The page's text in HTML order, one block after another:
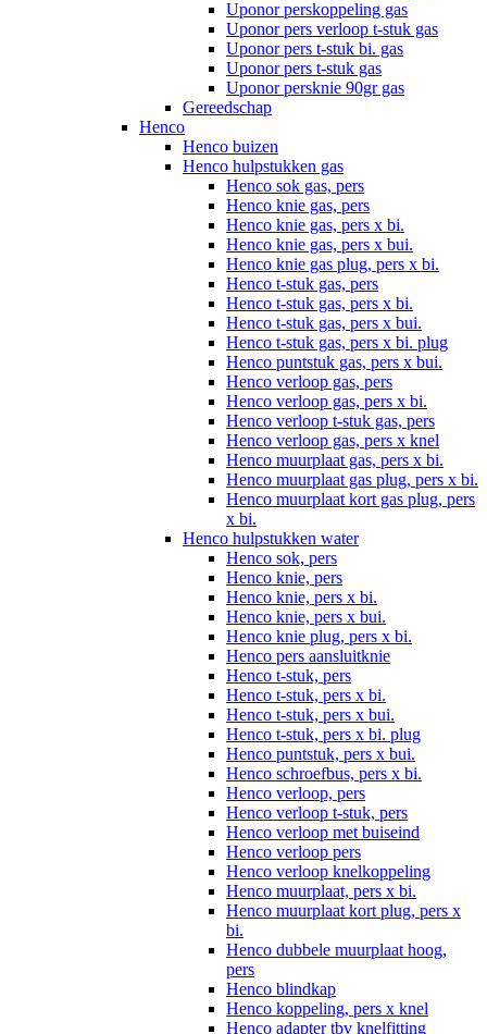
Uponor perskoppeling gas
Uponor pers verloop t-stuk gas
Uponor pers t-stuk bi. gas
Uponor pers t-stuk gas
Uponor persknie 90gr gas
Gereedschap
Henco
Henco buizen
Henco hulpstukken gas
Henco sok gas, pers
Henco knie gas, pers
Henco knie gas, pers x bi.
Henco knie gas, pers x bui.
Henco knie gas plug, pers x bi.
Henco t-stuk gas, pers
Henco t-stuk gas, pers x bi.
Henco t-stuk gas, pers x bui.
Henco t-stuk gas, pers x bi. plug
Henco puntstuk gas, pers x bui.
Henco verloop gas, pers
Henco verloop gas, pers x bi.
Henco verloop t-stuk gas, pers
Henco verloop gas, pers x knel
Henco muurplaat gas, pers x bi.
Henco muurplaat gas plug, pers x bi.
Henco muurplaat kort gas plug, pers
x bi.
Henco hulpstukken water
Henco sok, pers
Henco knie, pers
Henco knie, pers x bi.
Henco knie, pers x bui.
Henco knie plug, pers x bi.
Henco pers aansluitknie
Henco t-stuk, pers
Henco t-stuk, pers x bi.
Henco t-stuk, pers x bui.
Henco t-stuk, pers x bi. plug
Henco puntstuk, pers x bui.
Henco schroefbus, pers x bi.
Henco verloop, pers
Henco verloop t-stuk, pers
Henco verloop met buiseind
Henco verloop pers
Henco verloop knelkoppeling
Henco muurplaat, pers x bi.
Henco muurplaat kort plug, pers x
bi.
Henco dubbele muurplaat hoog,
pers
Henco blindkap
Henco koppeling, pers x knel
Henco adapter tbv knelfitting